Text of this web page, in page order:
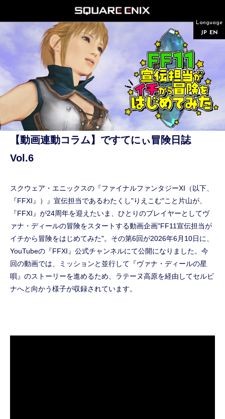
Language
JP
EN
【動画連動コラム】ですてにぃ冒険日誌
Vol.6
スクウェア・エニックスの『ファイナルファンタジーXI（以下、
『FFXI』）』宣伝担当であるわたくし"りえこむ"こと片山が、
『FFXI』が24周年を迎えたいま、ひとりのプレイヤーとしてヴ
ァナ・ディールの冒険をスタートする動画企画"FF11宣伝担当が
イチから冒険をはじめてみた"。その第6回が2026年6月10日に、
YouTubeの『FFXI』公式チャンネルにて公開になりました。今
回の動画では、ミッションと並行して『ヴァナ・ディールの星
唄』のストーリーを進めるため、ラテーヌ高原を経由してセルビ
ナへと向かう様子が収録されています。